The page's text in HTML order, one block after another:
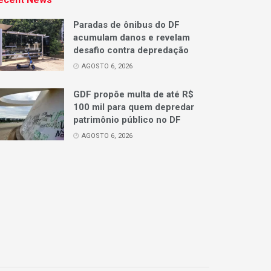
Paradas de ônibus do DF
acumulam danos e revelam
desafio contra depredação
AGOSTO 6, 2026
GDF propõe multa de até R$
100 mil para quem depredar
patrimônio público no DF
AGOSTO 6, 2026